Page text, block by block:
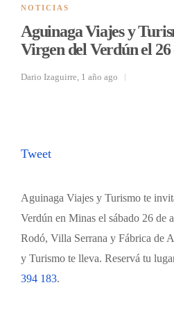
NOTICIAS
Aguinaga Viajes y
Virgen del Verdún el
Dario Izaguirre, 1 año ago
Tweet
Aguinaga Viajes y Turismo te
Verdún en Minas el sábado 26 de
Rodó, Villa Serrana y Fábrica de
y Turismo te lleva. Reservá tu
394 183.